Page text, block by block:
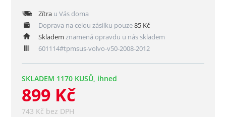
Zítrau Vás doma
Doprava na celou zásilku pouze85 Kč
Skladem znamená opravdu u nás skladem
601114#tpmsus-volvo-v50-2008-2012
SKLADEM 1170 KUSŮ, ihned
899 Kč
743 Kč bez DPH